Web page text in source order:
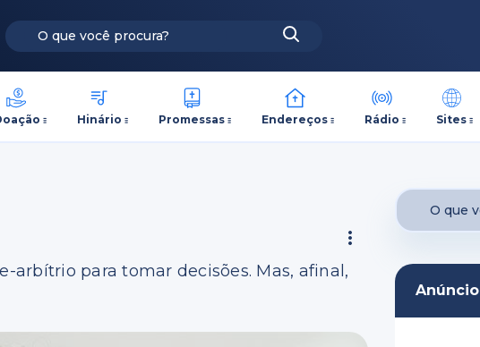
Hinário Promessas Endereços Rádio Sites
arbítrio para tomar decisões. Mas, afinal,
Anúncio